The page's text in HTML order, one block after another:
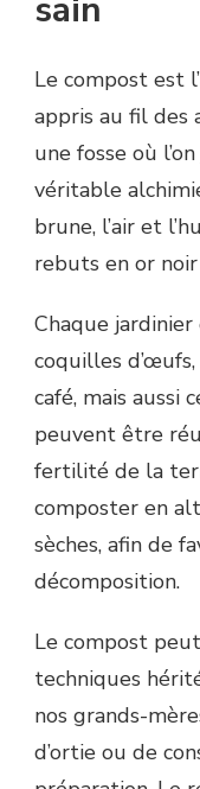
Le compost est
appris au fil des
une fosse où
véritable
brune, l’air et
rebuts en or
Chaque
coquilles
café, mais aussi
peuvent être
fertilité de la
composter en
sèches, afin de
décomposition.
Le compost
techniques
nos grands-
d’ortie ou de